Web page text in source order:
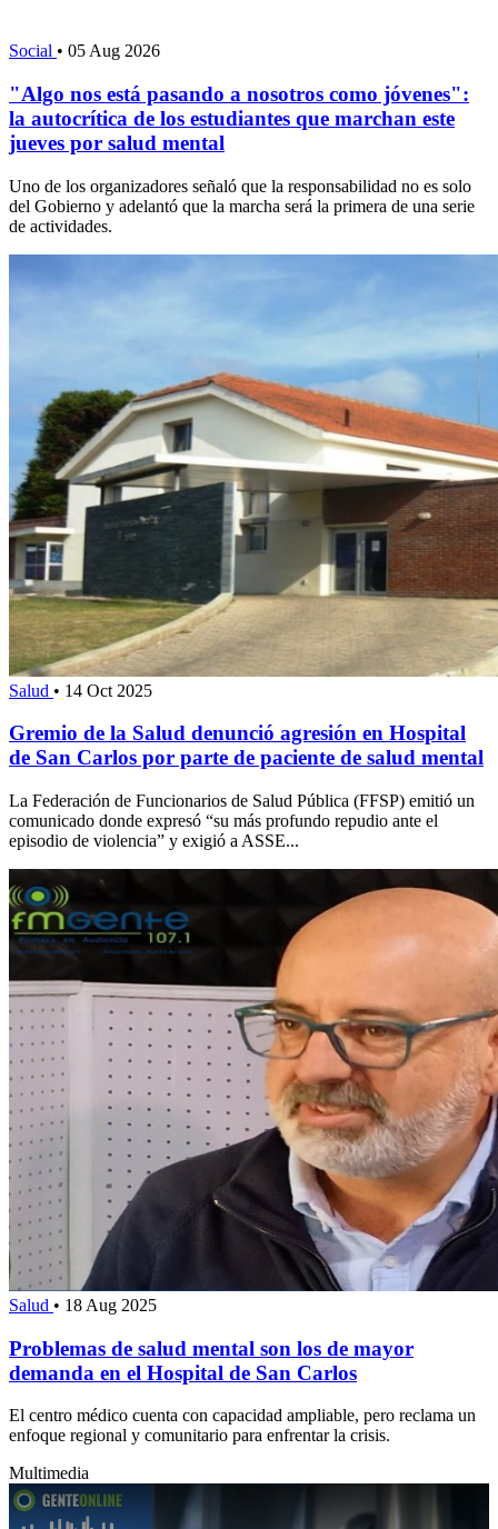
Social • 05 Aug 2026
"Algo nos está pasando a nosotros como jóvenes":
la autocrítica de los estudiantes que marchan este
jueves por salud mental
Uno de los organizadores señaló que la responsabilidad no es solo
del Gobierno y adelantó que la marcha será la primera de una serie
de actividades.
Salud • 14 Oct 2025
Gremio de la Salud denunció agresión en Hospital
de San Carlos por parte de paciente de salud mental
La Federación de Funcionarios de Salud Pública (FFSP) emitió un
comunicado donde expresó “su más profundo repudio ante el
episodio de violencia” y exigió a ASSE...
Salud • 18 Aug 2025
Problemas de salud mental son los de mayor
demanda en el Hospital de San Carlos
El centro médico cuenta con capacidad ampliable, pero reclama un
enfoque regional y comunitario para enfrentar la crisis.
Multimedia